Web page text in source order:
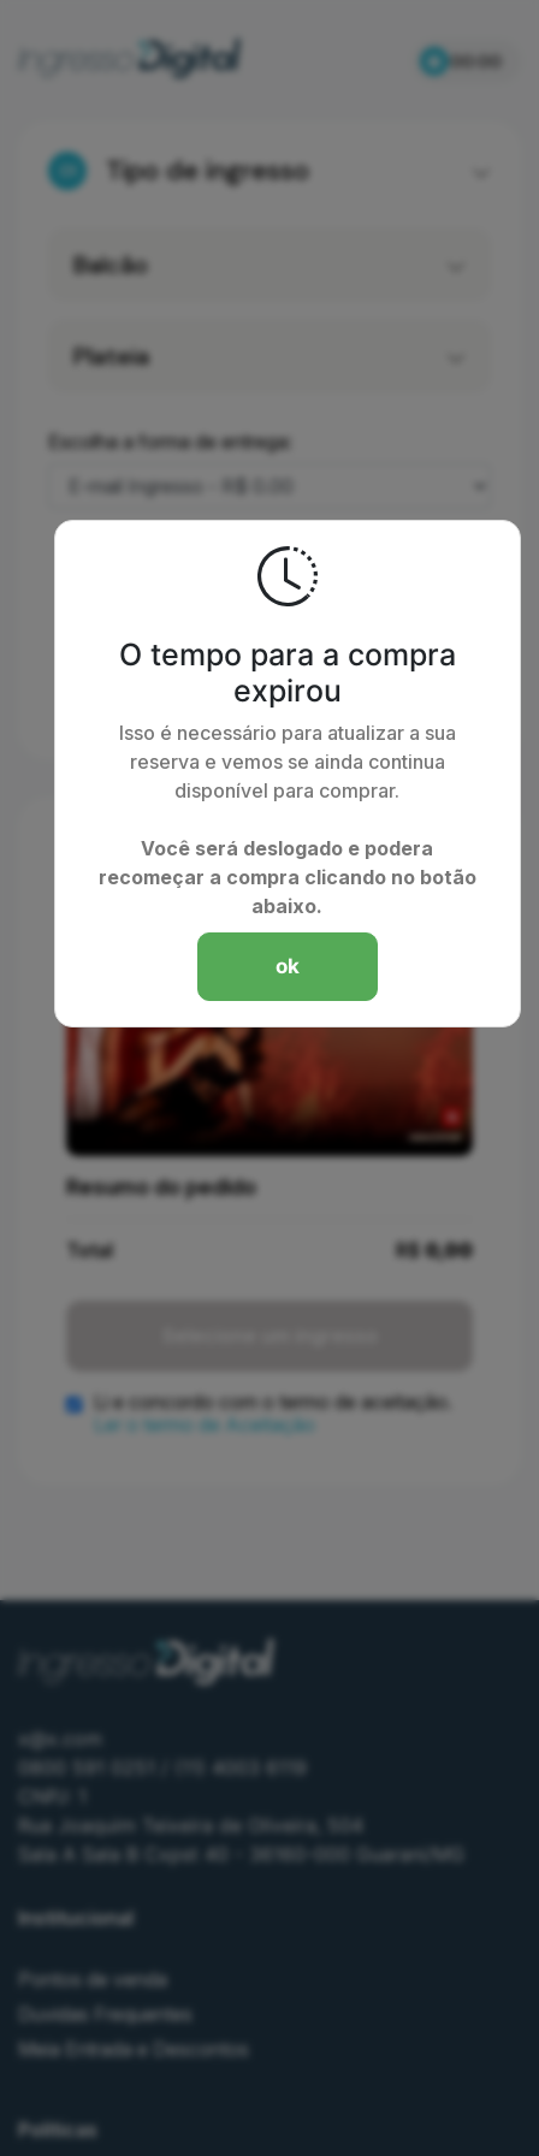
00:00
O tempo para a compra
expirou
Isso é necessário para atualizar a sua
reserva e vemos se ainda continua
disponível para comprar.
Você será deslogado e podera
recomeçar a compra clicando no botão
abaixo.
ok
Tipo de ingresso
Balcão
Plateia
Escolha a forma de entrega:
Resumo do pedido
Total R$ 0,00
Li e concordo com o termo de aceitação.
Ler o termo de Aceitação
x@x.com
0800 591 0251 / (11) 4003 6119
CNPJ: 1
Rua Joaquim Teixeira de Oliveira, 504
Sala A Sala B Cxpst 40 - 36160-000 Guarani/MG
Institucional
Pontos de venda
Duvidas Frequentes
Meia Entrada e Descontos
Políticas